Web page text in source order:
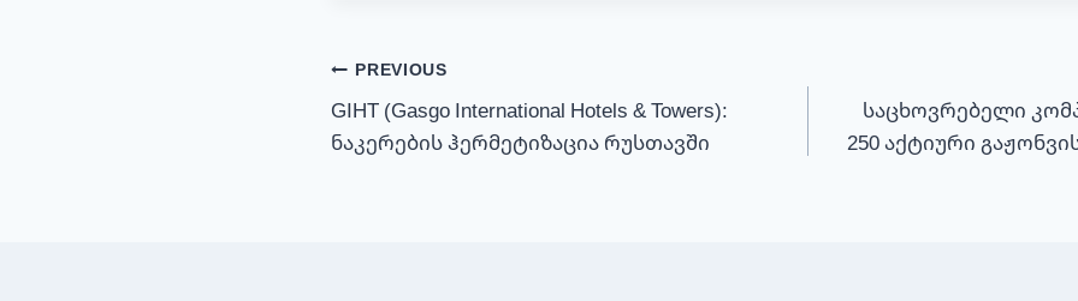
პოსტის
ნავიგაცია
PREVIOUS
GIHT (Gasgo International Hotels & Towers):
ნაკერების ჰერმეტიზაცია რუსთავში
საცხოვრებელი
250 აქტიური